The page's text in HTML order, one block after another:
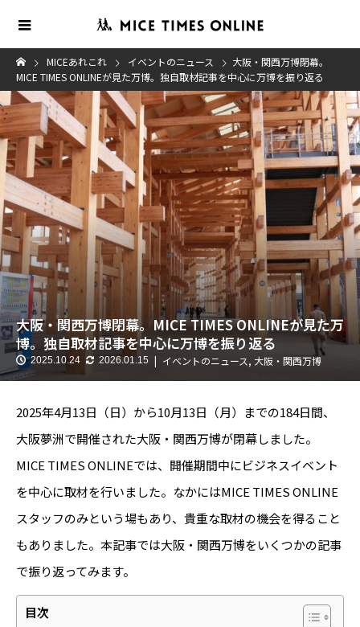
MICEあれこれ イベントのニュース
大阪・関西万博閉幕。
MICE TIMES ONLINEが見た万博。独自取材記事を中心に万博を振り返る
大阪・関西万博閉幕。MICE TIMES ONLINEが見た万
博。独自取材記事を中心に万博を振り返る
2025.10.24 2026.01.15 イベントのニュース, 大阪・関西万博
2025年4月13日（日）から10月13日（月）までの184日間、
大阪夢洲で開催された大阪・関西万博が閉幕しました。
MICE TIMES ONLINEでは、開催期間中にビジネスイベント
を中心に取材を行いました。なかにはMICE TIMES ONLINE
スタッフのみという場もあり、貴重な取材の機会を得ること
もありました。本記事では大阪・関西万博をいくつかの記事
で振り返ってみます。
目次